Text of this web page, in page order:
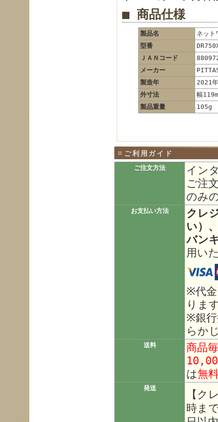
■ 商品仕様
製品名
ネッ
型番
ＪＡＮコード
メーカー
製造年
2021年
外寸法
幅
製品重量
105g
ご利用ガイド
ご注文方法
イン
ご注
のみ
お支払い方法
クレ
い）
バン
用い
※代金
りま
※銀行
らか
送料
商品
は無
発送
【ク
時ま